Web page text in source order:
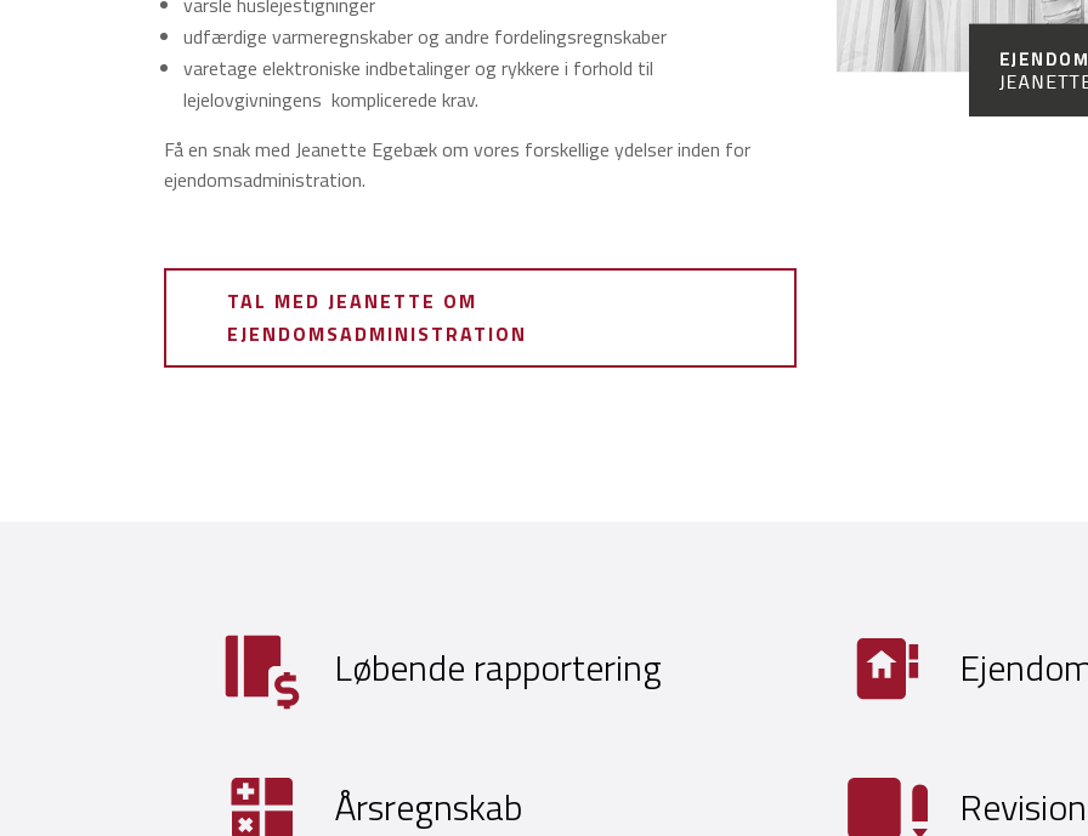
udfærdige varmeregnskaber og andre fordelingsregnskaber
varetage elektroniske indbetalinger og rykkere i forhold til
lejelovgivningens komplicerede krav.
Få en snak med Jeanette Egebæk om vores forskellige ydelser inden for
ejendomsadministration.
TAL MED JEANETTE OM
EJENDOMSADMINISTRATION
Løbende rapportering
Årsregnskab